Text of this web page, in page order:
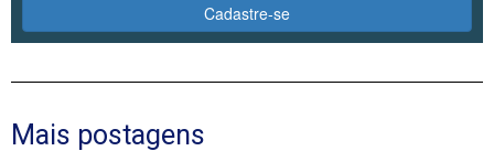
Cadastre-se
Mais postagens